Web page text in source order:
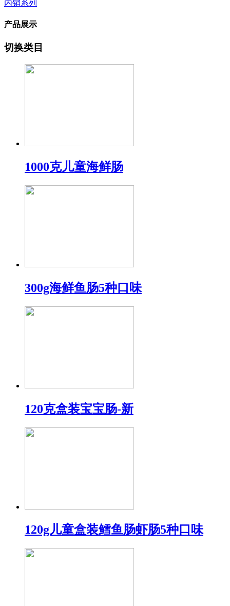
内销系列
产品展示
切换类目
1000克儿童海鲜肠
300g海鲜鱼肠5种口味
120克盒装宝宝肠-新
120g儿童盒装鳕鱼肠虾肠5种口味